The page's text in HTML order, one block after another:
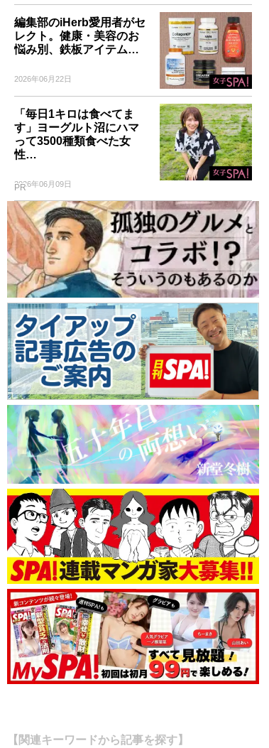
編集部のiHerb愛用者がセ
レクト。健康・美容のお
悩み別、鉄板アイテム…
2026年06月22日
「毎日1キロは食べてま
す」ヨーグルト沼にハマ
って3500種類食べた女
性…
2026年06月09日
PR
【関連キーワードから記事を探す】